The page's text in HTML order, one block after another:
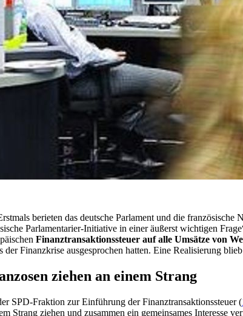
berieten das deutsche Parlament und die
Parlamentarier-Initiative in einer äußerst wichtigen
Finanztransaktionssteuer auf alle Umsätze von
der Finanzkrise ausgesprochen hatten. Eine Realisierung
ziehen an einem Strang
SPD-Fraktion zur Einführung der Finanztransaktionssteuer (
Strang ziehen und zusammen ein gemeinsames Interesse